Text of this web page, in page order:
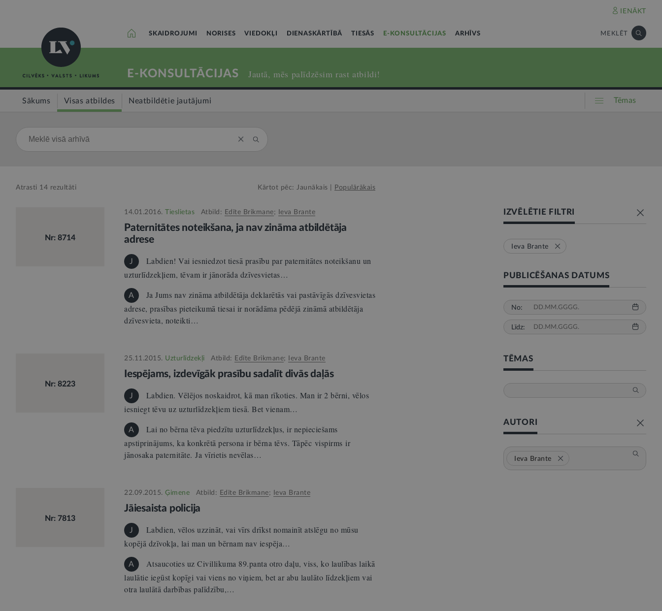
IENĀKT
SKAIDROJUMI NORISES VIEDOKĻI DIENASKĀRTĪBĀ TIESĀS E-KONSULTĀCIJAS ARHĪVS MEKLĒT
E-KONSULTĀCIJAS Jautā, mēs palīdzēsim rast atbildi!
Sākums Visas atbildes Neatbildētie jautājumi Tēmas
Atrasti 14 rezultāti Kārtot pēc: Jaunākais Populārākais
Nr: 8714
14.01.2016. Tieslietas Atbild: Edīte Brikmane; Ieva Brante
Paternitātes noteikšana, ja nav zināma atbildētāja
adrese
J
Labdien! Vai iesniedzot tiesā prasību par paternitātes noteikšanu un
uzturlīdzekļiem, tēvam ir jānorāda dzīvesvietas…
A
Ja Jums nav zināma atbildētāja deklarētās vai pastāvīgās dzīvesvietas
adrese, prasības pieteikumā tiesai ir norādāma pēdējā zināmā atbildētāja
dzīvesvieta, noteikti…
Nr: 8223
25.11.2015. Uzturlīdzekļi Atbild: Edīte Brikmane; Ieva Brante
Iespējams, izdevīgāk prasību sadalīt divās daļās
J
Labdien. Vēlējos noskaidrot, kā man rīkoties. Man ir 2 bērni, vēlos
iesniegt tēvu uz uzturlīdzekļiem tiesā. Bet vienam…
A
Lai no bērna tēva piedzītu uzturlīdzekļus, ir nepieciešams
apstiprinājums, ka konkrētā persona ir bērna tēvs. Tāpēc vispirms ir
jānosaka paternitāte. Ja vīrietis nevēlas…
Nr: 7813
22.09.2015. Ģimene Atbild: Edīte Brikmane; Ieva Brante
Jāiesaista policija
J
Labdien, vēlos uzzināt, vai vīrs drīkst nomainīt atslēgu no mūsu
kopējā dzīvokļa, lai man un bērnam nav iespēja…
A
Atsaucoties uz Civillikuma 89.panta otro daļu, viss, ko laulības laikā
laulātie iegūst kopīgi vai viens no viņiem, bet ar abu laulāto līdzekļiem vai
otra laulātā darbības palīdzību,…
IZVĒLĒTIE FILTRI
Ieva Brante
PUBLICĒŠANAS DATUMS
No:
Līdz:
TĒMAS
AUTORI
Ieva Brante